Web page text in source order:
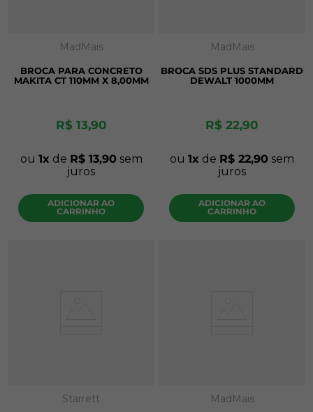
MadMais
BROCA PARA CONCRETO
MAKITA CT 110MM X 8,00MM
R$ 13,90
ou 1 de R$ 13,90 sem
juros
ADICIONAR AO
CARRINHO
MadMais
BROCA SDS PLUS STANDARD
DEWALT 1000MM
R$ 22,90
ou 1 de R$ 22,90 sem
juros
ADICIONAR AO
CARRINHO
Starrett MadMais